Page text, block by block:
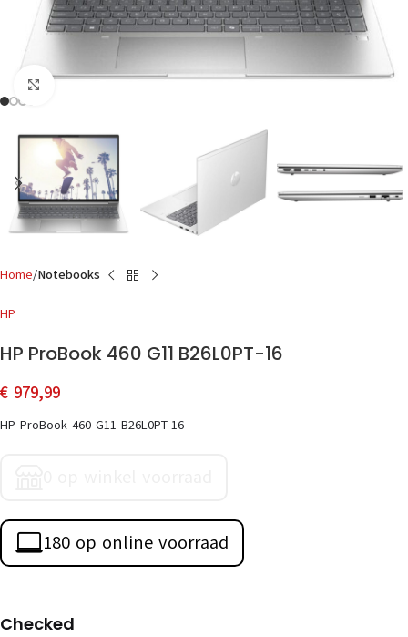
Home Notebooks
HP
HP ProBook 460 G11 B26L0PT-16
€ 979,99
HP ProBook 460 G11 B26L0PT-16
180 op online voorraad
Checked